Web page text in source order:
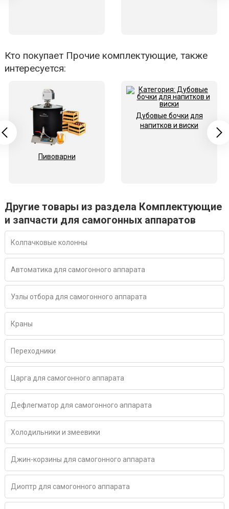
Кто покупает Прочие комплектующие, также
интересуется:
Пивоварни
Дубовые бочки для
напитков и виски
Другие товары из раздела Комплектующие
и запчасти для самогонных аппаратов
Колпачковые колонны
Автоматика для самогонного аппарата
Узлы отбора для самогонного аппарата
Краны
Переходники
Царга для самогонного аппарата
Дефлегматор для самогонного аппарата
Холодильники и змеевики
Джин-корзины для самогонного аппарата
Диоптр для самогонного аппарата